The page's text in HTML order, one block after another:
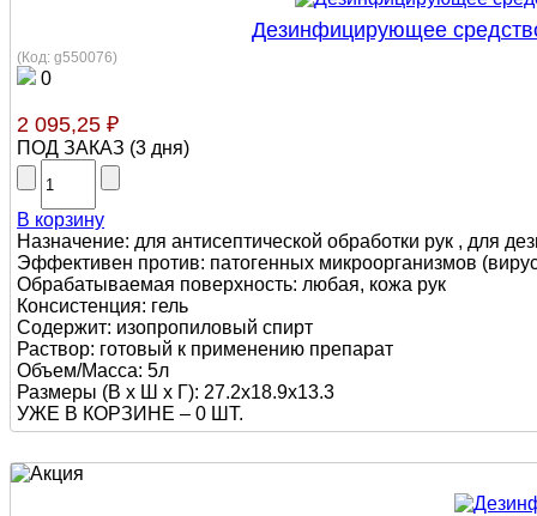
Дезинфицирующее
(Код: g550076)
0
2 095,25 ₽
ПОД ЗАКАЗ (3 дня)
В корзину
Назначение: для антисептической обработки рук , для
Эффективен против: патогенных микроорганизмов
Обрабатываемая поверхность: любая, кожа рук
Консистенция: гель
Содержит: изопропиловый спирт
Раствор: готовый к применению препарат
Объем/Масса: 5л
Размеры (В х Ш х Г): 27.2x18.9x13.3
УЖЕ В КОРЗИНЕ – 0 ШТ.